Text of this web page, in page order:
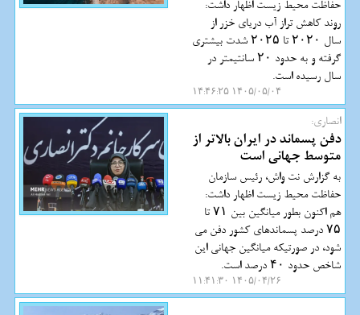
حفاظت محیط زیست اظهار داشت:
روند کاهش تراز آب دریای خزر از
سال ۲۰۲۰ تا ۲۰۲۵ شدت بیشتری
گرفته و به حدود ۲۰ سانتیمتر در
سال رسیده است.
۱۴۰۵/۰۵/۰۴ ۱۴:۴۶:۲۵
انصاری:
دفن پسماند در ایران بالاتر از
متوسط جهانی است
به گزارش نت واش، رئیس سازمان
حفاظت محیط زیست اظهار داشت:
هم اکنون بطور میانگین بین ۷۱ تا
۷۵ درصد پسماندهای کشور دفن می
شود، در صورتیکه میانگین جهانی این
شاخص حدود ۴۰ درصد است.
۱۴۰۵/۰۴/۲۶ ۱۱:۴۱:۳۰